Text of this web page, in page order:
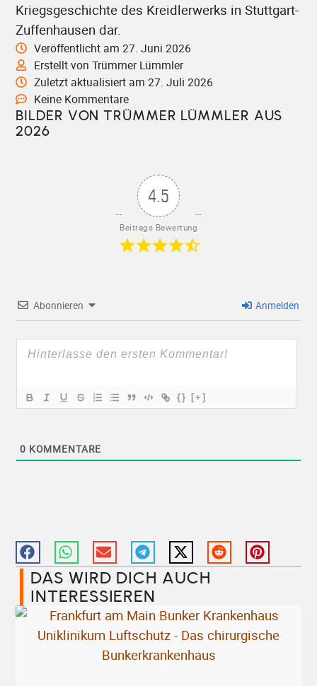
Kriegsgeschichte des Kreidlerwerks in Stuttgart-
Zuffenhausen dar.
Veröffentlicht am 27. Juni 2026
Erstellt von Trümmer Lümmler
Zuletzt aktualisiert am 27. Juli 2026
Keine Kommentare
BILDER VON TRÜMMER LÜMMLER AUS
2026
4.5
Beitrags Bewertung
Abonnieren Anmelden
{} [+]
0 KOMMENTARE
DAS WIRD DICH AUCH
INTERESSIEREN​